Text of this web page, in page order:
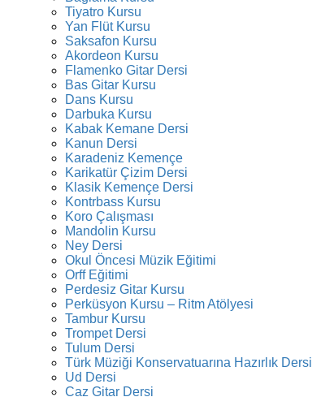
Tiyatro Kursu
Yan Flüt Kursu
Saksafon Kursu
Akordeon Kursu
Flamenko Gitar Dersi
Bas Gitar Kursu
Dans Kursu
Darbuka Kursu
Kabak Kemane Dersi
Kanun Dersi
Karadeniz Kemençe
Karikatür Çizim Dersi
Klasik Kemençe Dersi
Kontrbass Kursu
Koro Çalışması
Mandolin Kursu
Ney Dersi
Okul Öncesi Müzik Eğitimi
Orff Eğitimi
Perdesiz Gitar Kursu
Perküsyon Kursu – Ritm Atölyesi
Tambur Kursu
Trompet Dersi
Tulum Dersi
Türk Müziği Konservatuarına Hazırlık Dersi
Ud Dersi
Caz Gitar Dersi